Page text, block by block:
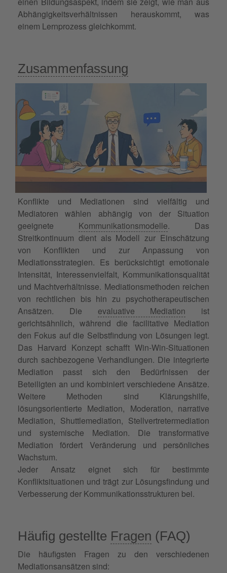
Abhängigkeitsverhältnissen herauskommt, was
einem Lernprozess gleichkommt.
Zusammenfassung
Konflikte und Mediationen sind vielfältig und
Mediatoren wählen abhängig von der Situation
geeignete Kommunikationsmodelle. Das
Streitkontinuum dient als Modell zur Einschätzung
von Konflikten und zur Anpassung von
Mediationsstrategien. Es berücksichtigt emotionale
Intensität, Interessenvielfalt, Kommunikationsqualität
und Machtverhältnisse. Mediationsmethoden reichen
von rechtlichen bis hin zu psychotherapeutischen
Ansätzen. Die evaluative Mediation ist
gerichtsähnlich, während die facilitative Mediation
den Fokus auf die Selbstfindung von Lösungen legt.
Das Harvard Konzept schafft Win-Win-Situationen
durch sachbezogene Verhandlungen. Die integrierte
Mediation passt sich den Bedürfnissen der
Beteiligten an und kombiniert verschiedene Ansätze.
Weitere Methoden sind Klärungshilfe,
lösungsorientierte Mediation, Moderation, narrative
Mediation, Shuttlemediation, Stellvertretermediation
und systemische Mediation. Die transformative
Mediation fördert Veränderung und persönliches
Wachstum.
Jeder Ansatz eignet sich für bestimmte
Konfliktsituationen und trägt zur Lösungsfindung und
Verbesserung der Kommunikationsstrukturen bei.
Häufig gestellte Fragen (FAQ)
Die häufigsten Fragen zu den verschiedenen
Mediationsansätzen sind: